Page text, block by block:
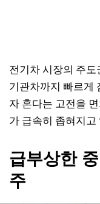
전기차 시장의 주도
기관차까지 빠르게
자 혼다는 고전을
가 급속히 좁혀지고
급부상한
주